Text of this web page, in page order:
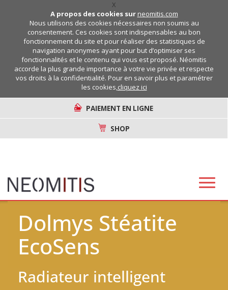
X
A propos des cookies sur neomitis.com
Nous utilisons des cookies nécessaires non soumis au
consentement. Ces cookies sont indispensables au bon
fonctionnement du site et pour réaliser des statistiques de
navigation anonymes ayant pour but d’optimiser ses
fonctionnalités et le contenu qui vous est proposé. Néomitis
accorde la plus grande importance à votre vie privée et respecte
vos droits à la confidentialité. Pour en savoir plus et paramétrer
les cookies,cliquez ici
PAIEMENT EN LIGNE
SHOP
Dolmys Stéatite
EcoSens
Radiateur intelligent